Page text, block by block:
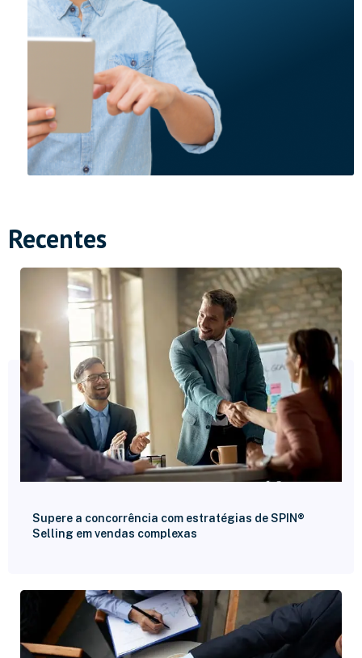
Recentes
Supere a concorrência com estratégias de SPIN®
Selling em vendas complexas